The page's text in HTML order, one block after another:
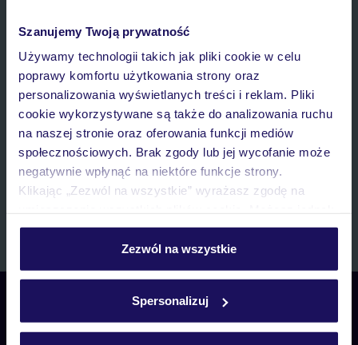
Szanujemy Twoją prywatność
Używamy technologii takich jak pliki cookie w celu
poprawy komfortu użytkowania strony oraz
personalizowania wyświetlanych treści i reklam. Pliki
cookie wykorzystywane są także do analizowania ruchu
na naszej stronie oraz oferowania funkcji mediów
społecznościowych. Brak zgody lub jej wycofanie może
negatywnie wpłynąć na niektóre funkcje strony.
Klikając „Zezwól na wszystkie” wyrażasz zgodę na
personalizować swój wybór wchodząc w zakładkę
Szczegółowe informacje o plikach cookie znajdziesz
Zezwól na wszystkie
Spersonalizuj
E-MAIL*
Wyrażam zgodę na przetwarzanie danych osobowych przez TUI
Poland Sp. z o.o. i TUI Poland Dystrybucja Sp. z o.o. w celach
marketingowych, w zakresie oraz celu wskazanym w„Informacji o
przetwarzaniu danych osobowych” , poprzez elektroniczną formę
komunikacji (e-mail), także z użyciem tzw. automatycznych
Zapisz się
Skontaktuj się z nami
Telefoniczne Centrum Rezerwacji